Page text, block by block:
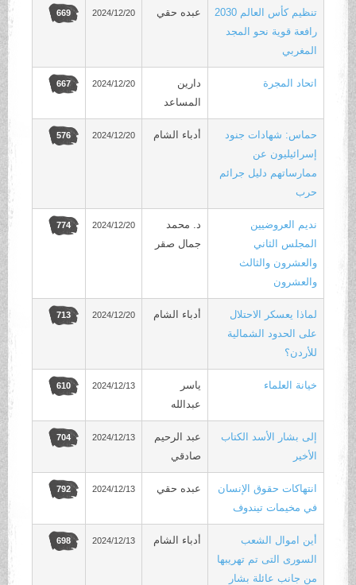
تنظيم كأس العالم 2030
رافعة قوية نحو المجد
المغربي
عبده حقي 2024/12/20
669
اتحاد المجرة
دارين
المساعد
2024/12/20
667
حماس: شهادات جنود
إسرائيليون عن
ممارساتهم دليل جرائم
حرب
أدباء الشام 2024/12/20
576
نديم العروضيين
المجلس الثاني
والعشرون والثالث
والعشرون
د. محمد
جمال صقر
2024/12/20
774
لماذا يعسكر الاحتلال
على الحدود الشمالية
للأردن؟
أدباء الشام 2024/12/20
713
خيانة العلماء
ياسر
عبدالله
2024/12/13
610
إلى بشار الأسد الكتاب
الأخير
عبد الرحيم
صادقي
2024/12/13
704
انتهاكات حقوق الإنسان
في مخيمات تيندوف
عبده حقي 2024/12/13
792
أين اموال الشعب
السورى التى تم تهريبها
من جانب عائلة بشار
أدباء الشام 2024/12/13
698